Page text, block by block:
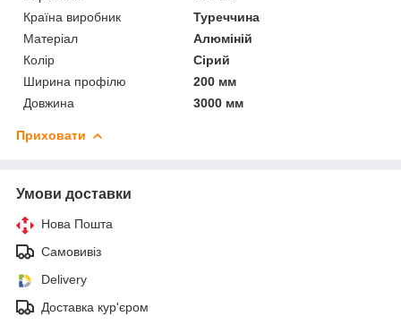
Країна виробник
Туреччина
Матеріал
Алюміній
Колір
Сірий
Ширина профілю
200 мм
Довжина
3000 мм
Приховати
Умови доставки
Нова Пошта
Самовивіз
Delivery
Доставка кур'єром